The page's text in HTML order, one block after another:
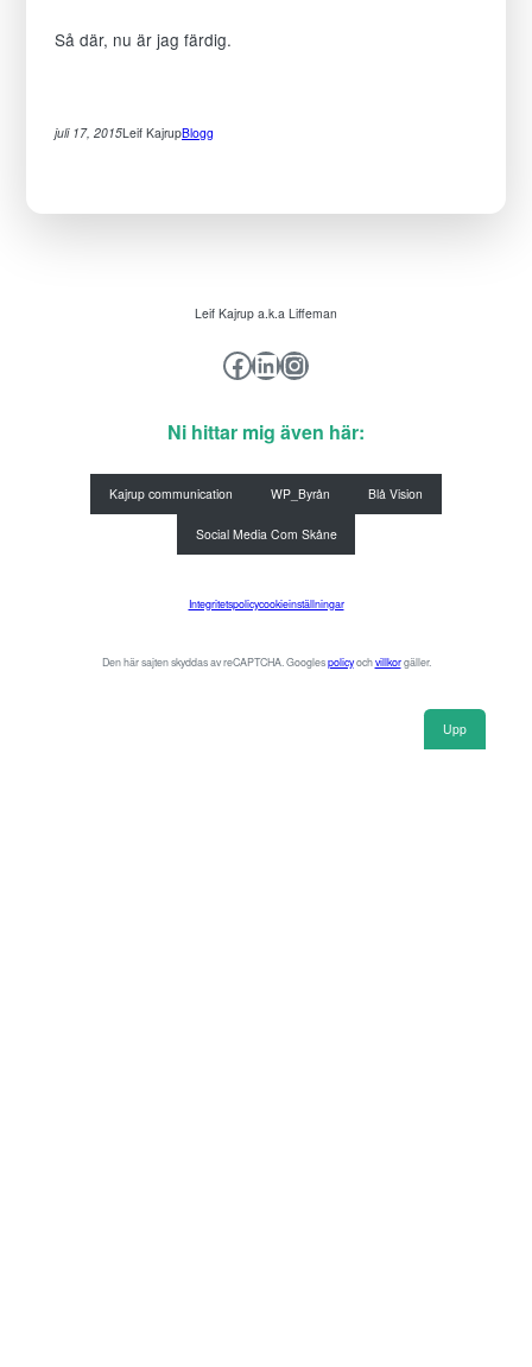
Så där, nu är jag färdig.
juli 17, 2015Leif KajrupBlogg
Leif Kajrup a.k.a Liffeman
Facebook
LinkedIn
Instagram
Ni hittar mig även här:
Kajrup communication WP_Byrån Blå Vision
Social Media Com Skåne
Integritetspolicycookieinställningar
Den här sajten skyddas av reCAPTCHA. Googlespolicyochvillkorgäller.
Upp
dig
och
när